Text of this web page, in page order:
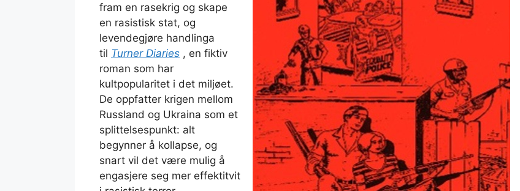
fram en rasekrig og skape
en rasistisk stat, og
levendegjøre handlinga
til Turner Diaries , en fiktiv
roman som har
kultpopularitet i det miljøet.
De oppfatter krigen mellom
Russland og Ukraina som et
splittelsespunkt: alt
begynner å kollapse, og
snart vil det være mulig å
engasjere seg mer effektitvit